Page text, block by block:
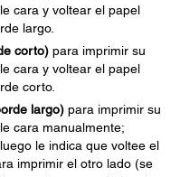
cara y voltear el papel
largo.
corto) para imprimir su
cara y voltear el papel
corto.
largo) para imprimir su
cara manualmente;
le indica que voltee el
imprimir el otro lado (se